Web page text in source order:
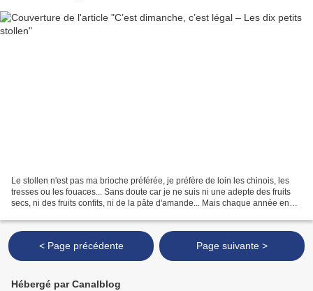
Le stollen n'est pas ma brioche préférée, je préfère de loin les chinois, les
tresses ou les fouaces... Sans doute car je ne suis ni une adepte des fruits
secs, ni des fruits confits, ni de la pâte d'amande... Mais chaque année en
< Page précédente Page suivante >
Hébergé par Canalblog